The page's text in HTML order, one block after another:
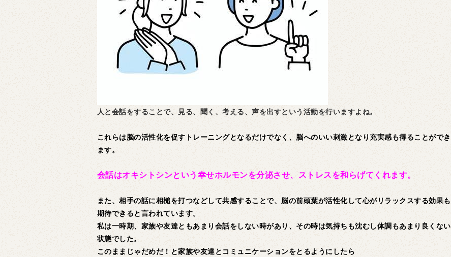
人と会話をすることで、見る、聞く、考える、声を出すという活動を行いますよね。
これらは脳の活性化を促すトレーニングとなるだけでなく、脳へのいい刺激となり充実感も得ることができ
ます。
会話はオキシトシンという幸せホルモンを分泌させ、ストレスを和らげてくれます。
また、相手の話に相槌を打つなどして共感することで、脳の前頭葉が活性化して心がリラックスする効果も
期待できると言われています。
私は一時期、家族や友達ともあまり会話をしない時があり、その時は気持ちも沈むし体調もあまり良くない
状態でした。
このままじゃだめだ！と家族や友達とコミュニケーションをとるようにしたら